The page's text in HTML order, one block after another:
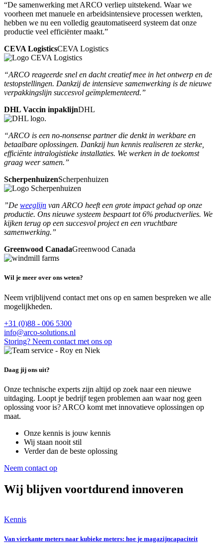
“De samenwerking met ARCO verliep uitstekend. Waar we
voorheen met manuele en arbeidsintensieve processen werkten,
hebben we nu een volledig geautomatiseerd systeem dat onze
productie veel efficiënter maakt.”
CEVA LogisticsCEVA Logistics
“ARCO reageerde snel en dacht creatief mee in het ontwerp en de
testopstellingen. Dankzij de intensieve samenwerking is de nieuwe
verpakkingslijn succesvol geïmplementeerd.”
DHL Vaccin inpaklijnDHL
“ARCO is een no-nonsense partner die denkt in werkbare en
betaalbare oplossingen. Dankzij hun kennis realiseren ze sterke,
efficiënte intralogistieke installaties. We werken in de toekomst
graag weer samen.”
ScherpenhuizenScherpenhuizen
”De weeglijn van ARCO heeft een grote impact gehad op onze
productie. Ons nieuwe systeem bespaart tot 6% productverlies. We
kijken terug op een succesvol project en een vruchtbare
samenwerking.”
Greenwood CanadaGreenwood Canada
Wil je meer over ons weten?
Neem vrijblijvend contact met ons op en samen bespreken we alle
mogelijkheden.
+31 (0)88 - 006 5300
info@arco-solutions.nl
Storing? Neem contact met ons op
Daag jij ons uit?
Onze technische experts zijn altijd op zoek naar een nieuwe
uitdaging. Loopt je bedrijf tegen problemen aan waar nog geen
oplossing voor is? ARCO komt met innovatieve oplossingen op
maat.
Onze kennis is jouw kennis
Wij staan nooit stil
Verder dan de beste oplossing
Neem contact op
Wij blijven voortdurend innoveren
Kennis
Van vierkante meters naar kubieke meters: hoe je magazijncapaciteit